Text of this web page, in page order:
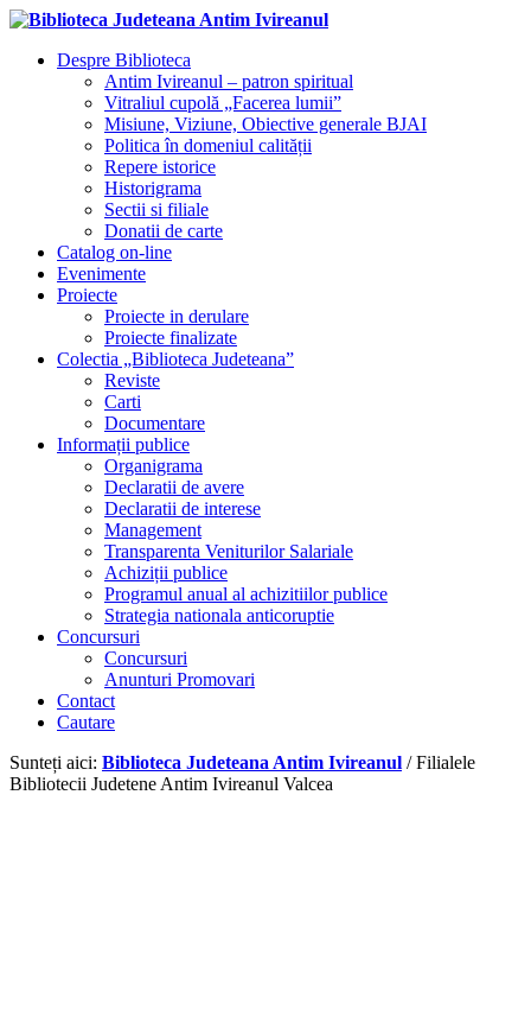
Despre Biblioteca
Antim Ivireanul – patron spiritual
Vitraliul cupolă „Facerea lumii”
Misiune, Viziune, Obiective generale BJAI
Politica în domeniul calității
Repere istorice
Historigrama
Sectii si filiale
Donatii de carte
Catalog on-line
Evenimente
Proiecte
Proiecte in derulare
Proiecte finalizate
Colectia „Biblioteca Judeteana”
Reviste
Carti
Documentare
Informații publice
Organigrama
Declaratii de avere
Declaratii de interese
Management
Transparenta Veniturilor Salariale
Achiziții publice
Programul anual al achizitiilor publice
Strategia nationala anticoruptie
Concursuri
Concursuri
Anunturi Promovari
Contact
Cautare
Sunteți aici: Biblioteca Judeteana Antim Ivireanul / Filialele
Bibliotecii Judetene Antim Ivireanul Valcea